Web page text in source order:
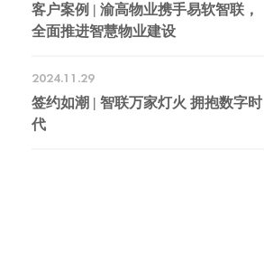
客户案例 | 渝高物业携手易软智联，
全面推进智慧物业建设
2024.11.29
签约如潮 | 智联万家灯火 拥抱数字时
代